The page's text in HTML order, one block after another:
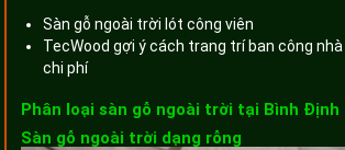
Sàn gỗ ngoài trời lót công viên
TecWood gợi ý cách trang trí ban công
chi phí
Phân loại sàn gỗ ngoài trời tại Bình Định
Sàn gỗ ngoài trời dạng rỗng